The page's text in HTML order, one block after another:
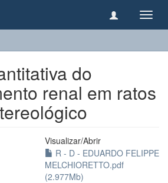
do
renal em ratos
Visualizar/Abrir
R - D - EDUARDO FELIPPE
MELCHIORETTO.pdf
(2.977Mb)